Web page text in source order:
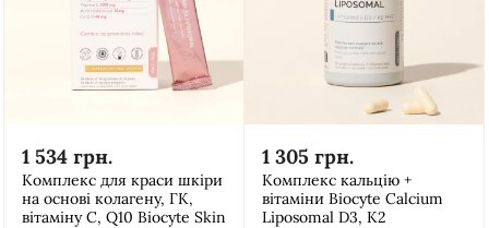
1 534 грн.
Комплекс для краси шкіри
на основі колагену, ГК,
вітаміну С, Q10 Biocyte Skin
1 305 грн.
Комплекс кальцію +
вітаміни Biocyte Calcium
Liposomal D3, K2